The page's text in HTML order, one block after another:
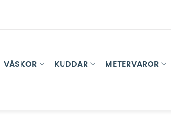
VÄSKOR KUDDAR METERVAROR